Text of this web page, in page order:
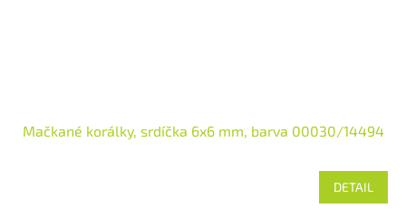
Mačkané korálky, srdíčka 6x6 mm, barva 00030/14494
DETAIL